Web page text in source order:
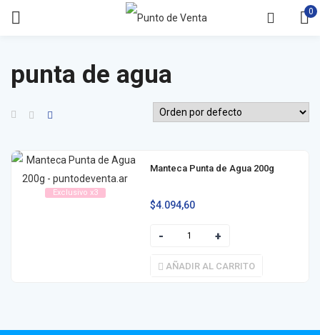
0
punta de agua
Exclusivo x3
Manteca Punta de Agua 200g
$4.094,60
AÑADIR AL CARRITO